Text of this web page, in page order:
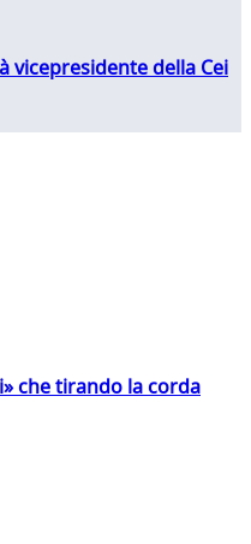
vicepresidente della Cei
che tirando la corda